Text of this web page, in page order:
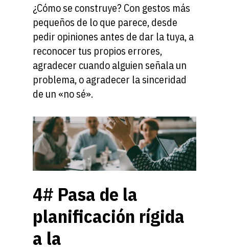
¿Cómo se construye? Con gestos más
pequeños de lo que parece, desde
pedir opiniones antes de dar la tuya, a
reconocer tus propios errores,
agradecer cuando alguien señala un
problema, o agradecer la sinceridad
de un «no sé».
4# Pasa de la
planificación rígida
a la